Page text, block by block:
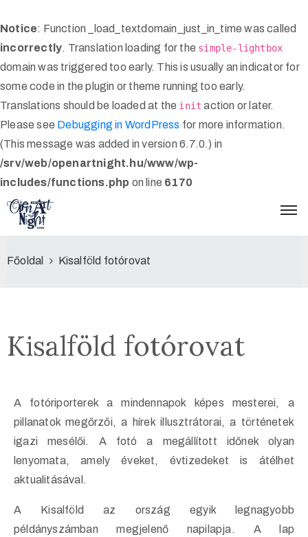
Notice: Function _load_textdomain_just_in_time was called
incorrectly. Translation loading for the simple-lightbox
domain was triggered too early. This is usually an indicator for
some code in the plugin or theme running too early.
Translations should be loaded at the init action or later.
Please see Debugging in WordPress for more information.
(This message was added in version 6.7.0.) in
/srv/web/openartnight.hu/www/wp-
includes/functions.php on line 6170
Főoldal
Történetünk
Tematikák
Támogatók
Összegzés
Kapcsolat
6543
info@museumwp.com
Főoldal Kisalföld fotórovat
Kisalföld fotórovat
A fotóriporterek a mindennapok képes mesterei, a
pillanatok megőrzői, a hírek illusztrátorai, a történetek
igazi mesélői. A fotó a megállított időnek olyan
lenyomata, amely éveket, évtizedeket is átélhet
aktualitásával.
A Kisalföld az ország egyik legnagyobb
példányszámban megjelenő napilapja. A lap